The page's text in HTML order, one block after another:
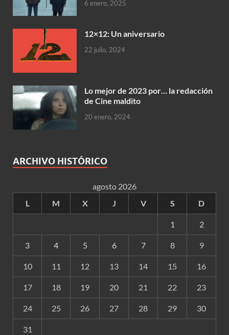
6 enero, 2025
12×12: Un aniversario
22 julio, 2024
Lo mejor de 2023 por… la redacción
de Cine maldito
20 enero, 2024
ARCHIVO HISTÓRICO
agosto 2026
L
M X J V S D
1 2
3 4 5 6 7 8 9
10 11 12 13 14 15 16
17 18 19 20 21 22 23
24 25 26 27 28 29 30
31